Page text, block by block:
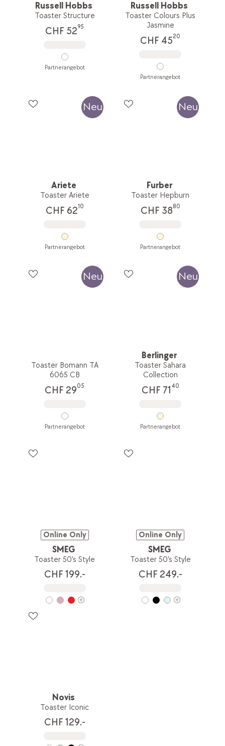
Russell Hobbs
Toaster Structure
CHF 5295
Partnerangebot
Russell Hobbs
Toaster Colours Plus
Jasmine
CHF 4520
Partnerangebot
Neu
Ariete
Toaster Ariete
CHF 6210
Partnerangebot
Neu
Furber
Toaster Hepburn
CHF 3880
Partnerangebot
Neu
Toaster Bomann TA
6065 CB
CHF 2905
Partnerangebot
Neu
Berlinger
Toaster Sahara
Collection
CHF 71 40
Partnerangebot
Online Only
SMEG
Toaster 50's Style
CHF 199.-
Online Only
SMEG
Toaster 50's Style
CHF 249.-
Novis
Toaster Iconic
CHF 129.-